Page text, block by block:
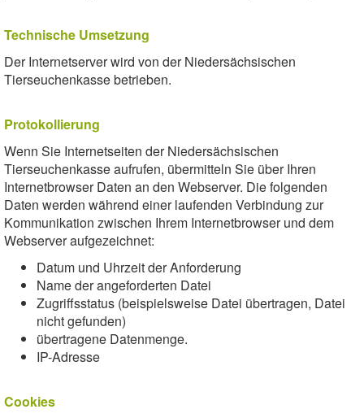
Technische Umsetzung
Der Internetserver wird von der Niedersächsischen
Tierseuchenkasse betrieben.
Protokollierung
Wenn Sie Internetseiten der Niedersächsischen
Tierseuchenkasse aufrufen, übermitteln Sie über Ihren
Internetbrowser Daten an den Webserver. Die folgenden
Daten werden während einer laufenden Verbindung zur
Kommunikation zwischen Ihrem Internetbrowser und dem
Webserver aufgezeichnet:
Datum und Uhrzeit der Anforderung
Name der angeforderten Datei
Zugriffsstatus (beispielsweise Datei übertragen, Datei
nicht gefunden)
übertragene Datenmenge.
IP-Adresse
Cookies